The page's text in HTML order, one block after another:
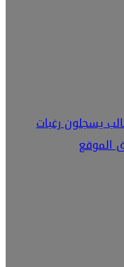
2026.. 86 ألف طالب يسجلون رغبات
الموقع